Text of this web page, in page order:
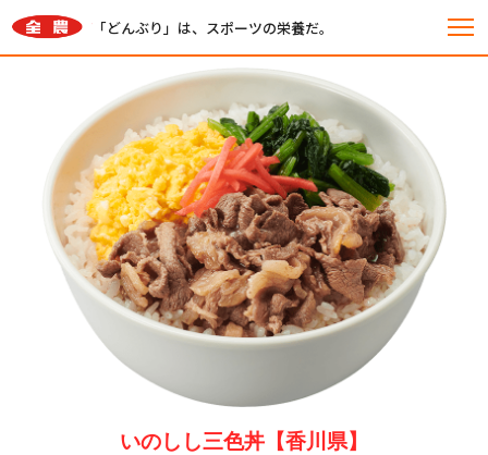
「どんぶり」は、スポーツの栄養だ。
いのしし三色丼 【香川県】